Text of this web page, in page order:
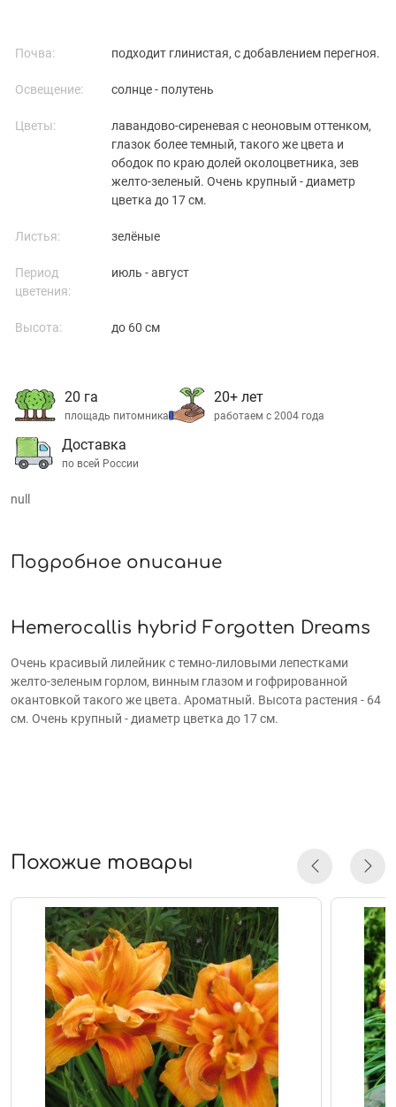
Почва: подходит глинистая, с добавлением перегноя.
Освещение: солнце - полутень
Цветы:
лавандово-сиреневая с неоновым оттенком,
глазок более темный, такого же цвета и
ободок по краю долей околоцветника, зев
желто-зеленый. Очень крупный - диаметр
цветка до 17 см.
Листья: зелёные
Период
цветения:
июль - август
Высота: до 60 см
20 га
площадь питомника
20+ лет
работаем с 2004 года
Доставка
по всей России
null
Подробное описание
Нemerocallis hybrid Forgotten Dreams
Очень красивый лилейник с темно-лиловыми лепестками
желто-зеленым горлом, винным глазом и гофрированной
окантовкой такого же цвета. Ароматный. Высота растения - 64
см. Очень крупный - диаметр цветка до 17 см.
Похожие товары